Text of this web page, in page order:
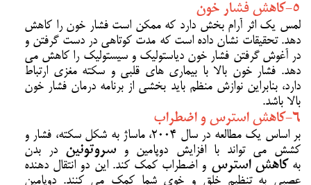
5-کاهش فشار خون
لمس یک اثر آرام بخش دارد که ممکن است فشار خون را کاهش
دهد. تحقیقات نشان داده است که مدت کوتاهی در دست گرفتن و
در آغوش گرفتن فشار خون دیاستولیک و سیستولیک را کاهش می
دهد. فشار خون بالا با بیماری های قلبی و سکته مغزی ارتباط
دارد، بنابراین نوازش منظم باید بخشی از برنامه درمان فشار خون
بالا باشد.
6-کاهش استرس و اضطراب
بر اساس یک مطالعه در سال 2004، ماساژ به شکل سکته، فشار و
کشش می تواند با افزایش دوپامین و سروتونین در بدن
بهکاهش استرس و اضطراب کمک کند. این دو انتقال دهنده
عصبی به تنظیم خلق و خوی شما کمک می کنند. دوپامین